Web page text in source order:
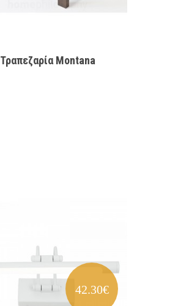
Τραπεζαρία Montana
42.30€